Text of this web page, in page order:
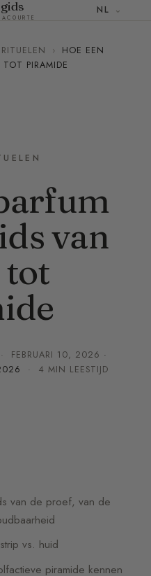
NL
›
HOE EEN
PIRAMIDE
van
· FEBRUARI 10, 2026 ·
· 4 MIN LEESTIJD
van de proef, van de
vs. huid
piramide kennen